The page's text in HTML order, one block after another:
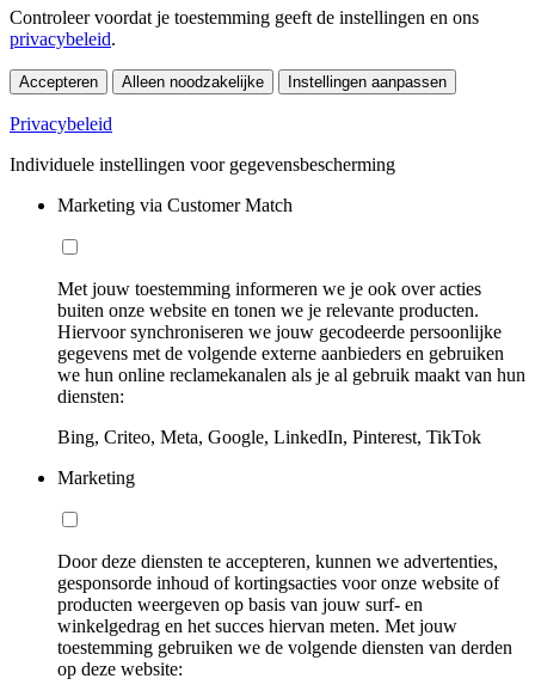
Controleer voordat je toestemming geeft de instellingen en ons
privacybeleid.
Accepteren Alleen noodzakelijke Instellingen aanpassen
Privacybeleid
Individuele instellingen voor gegevensbescherming
Marketing via Customer Match
Met jouw toestemming informeren we je ook over acties
buiten onze website en tonen we je relevante producten.
Hiervoor synchroniseren we jouw gecodeerde persoonlijke
gegevens met de volgende externe aanbieders en gebruiken
we hun online reclamekanalen als je al gebruik maakt van hun
diensten:
Bing, Criteo, Meta, Google, LinkedIn, Pinterest, TikTok
Marketing
Door deze diensten te accepteren, kunnen we advertenties,
gesponsorde inhoud of kortingsacties voor onze website of
producten weergeven op basis van jouw surf- en
winkelgedrag en het succes hiervan meten. Met jouw
toestemming gebruiken we de volgende diensten van derden
op deze website: